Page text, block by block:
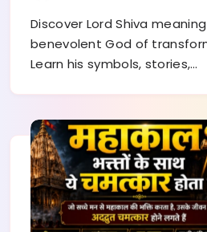
Discover Lord Shiva
benevolent God of
Learn his symbols, stories,…